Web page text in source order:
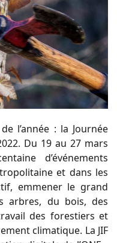
l’année : la Journée
Du 19 au 27 mars
d’événements
et dans les
emmener le grand
arbres, du bois, des
des forestiers et
climatique. La JIF